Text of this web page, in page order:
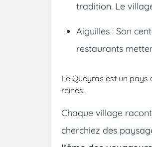
tradition. Le
Aiguilles : Son
restaurants
Le Queyras est un
reines.
Chaque village
cherchiez des